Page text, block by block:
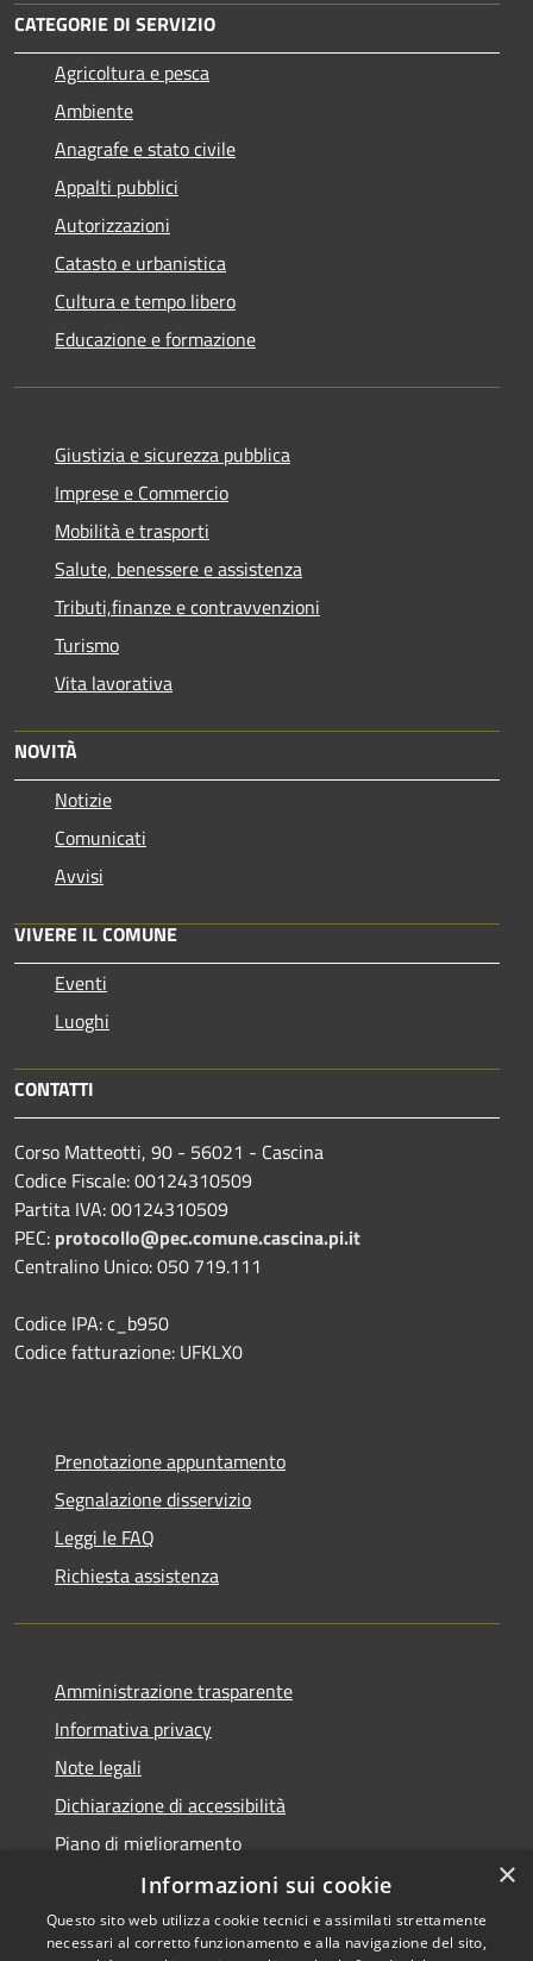
CATEGORIE DI SERVIZIO
Agricoltura e pesca
Ambiente
Anagrafe e stato civile
Appalti pubblici
Autorizzazioni
Catasto e urbanistica
Cultura e tempo libero
Educazione e formazione
Giustizia e sicurezza pubblica
Imprese e Commercio
Mobilità e trasporti
Salute, benessere e assistenza
Tributi,finanze e contravvenzioni
Turismo
Vita lavorativa
NOVITÀ
Notizie
Comunicati
Avvisi
VIVERE IL COMUNE
Eventi
Luoghi
CONTATTI
Corso Matteotti, 90 - 56021 - Cascina
Codice Fiscale: 00124310509
Partita IVA: 00124310509
PEC: protocollo@pec.comune.cascina.pi.it
Centralino Unico: 050 719.111
Codice IPA: c_b950
Codice fatturazione: UFKLX0
Prenotazione appuntamento
Segnalazione disservizio
Leggi le FAQ
Richiesta assistenza
Amministrazione trasparente
Informativa privacy
Note legali
Dichiarazione di accessibilità
Piano di miglioramento
×
Informazioni sui cookie
Questo sito web utilizza cookie tecnici e assimilati strettamente
necessari al corretto funzionamento e alla navigazione del sito,